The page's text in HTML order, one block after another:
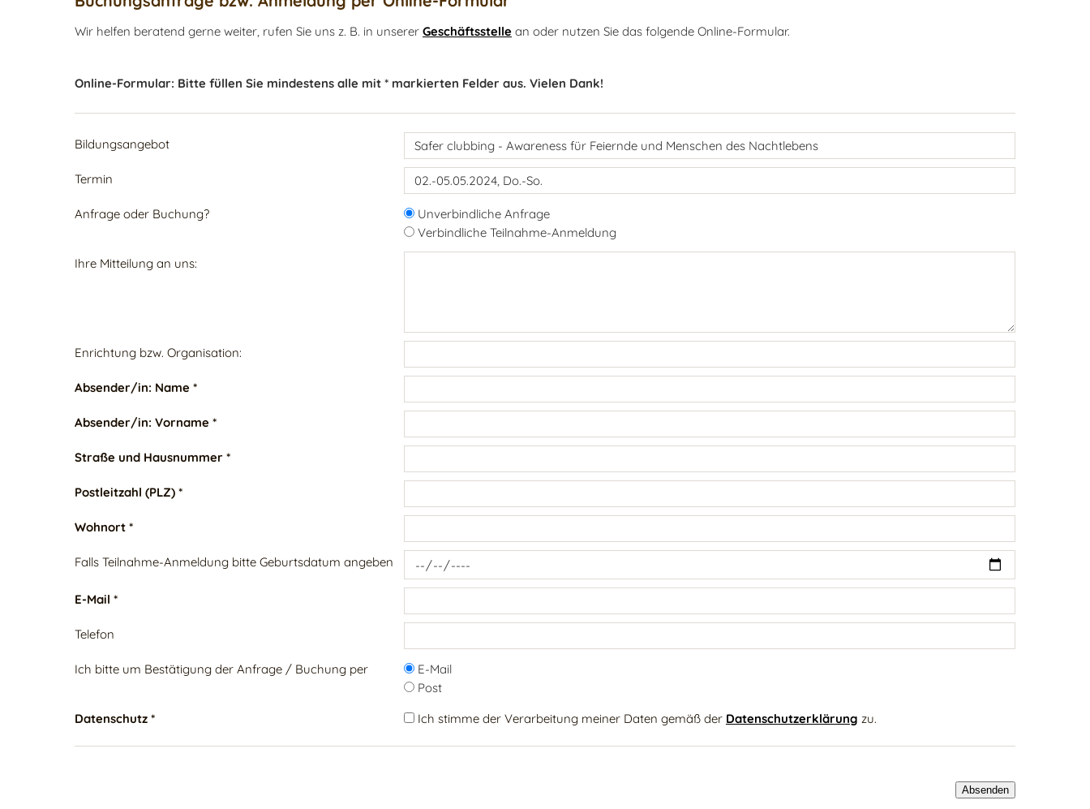
Wir helfen beratend gerne weiter, rufen Sie uns z. B. in unserer Geschäftsstelle an oder nutzen Sie das folgende Online-Formular.
Online-Formular: Bitte füllen Sie mindestens alle mit * markierten Felder aus. Vielen Dank!
Bildungsangebot
Termin
Anfrage oder Buchung?
Unverbindliche Anfrage
Verbindliche Teilnahme-Anmeldung
Ihre Mitteilung an uns:
Enrichtung bzw. Organisation:
Absender/in: Name *
Absender/in: Vorname *
Straße und Hausnummer *
Postleitzahl (PLZ) *
Wohnort *
Falls Teilnahme-Anmeldung bitte Geburtsdatum angeben
E-Mail *
Telefon
Ich bitte um Bestätigung der Anfrage / Buchung per
E-Mail
Post
Datenschutz *
Ich stimme der Verarbeitung meiner Daten gemäß der Datenschutzerklärung zu.